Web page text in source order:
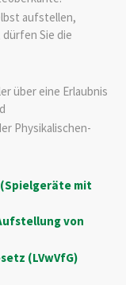
aufstellen,
Sie die
über eine Erlaubnis
Physikalischen-
(Spielgeräte mit
von
(LVwVfG)